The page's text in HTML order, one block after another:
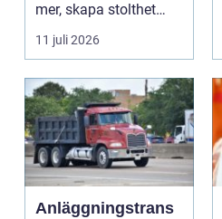
mer, skapa stolthet
inte...
11 juli 2026
Anläggningstrans